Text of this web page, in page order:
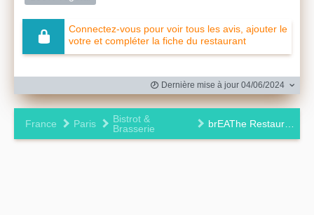
Connectez-vous pour voir tous les avis, ajouter le
votre et compléter la fiche du restaurant
Dernière mise à jour 04/06/2024
France Paris
Bistrot &
Brasserie
brEAThe Restaurant